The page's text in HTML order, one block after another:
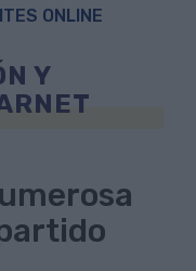
ONLINE
Y